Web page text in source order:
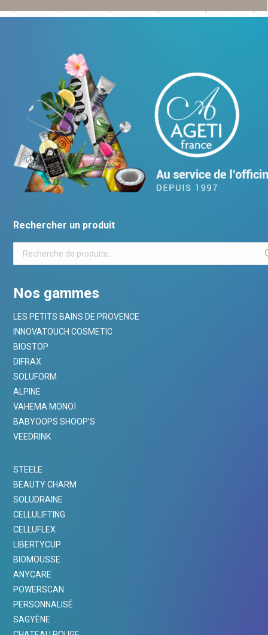
Rechercher un produit
Nos gammes
LES PETITS BAINS DE PROVENCE
INNOVATOUCH COSMETIC
BIOSTOP
DIFRAX
SOLUFORM
ALPINE
VAHEMA MONOÏ
BABYOOPS SHOOP’S
VEEDRINK
STEELE
BEAUTY CHARM
SOLUDRAINE
CELLULIFTING
CELLUFLEX
LIBERTYCUP
BIOMOUSSE
ANYCARE
POWERSCAN
PERSONNALISÉ
SAGYÈNE